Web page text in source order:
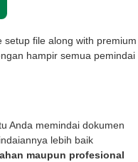
setup file along with premium
hampir semua pemindai
Anda memindai dokumen
lebih baik
maupun profesional